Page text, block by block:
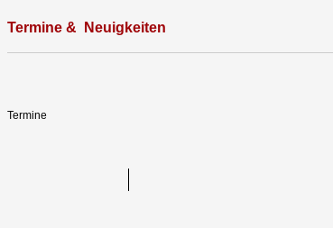
Termine & Neuigkeiten
Termine